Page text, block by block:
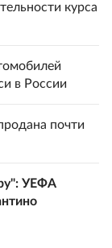
курса
в России
почти
УЕФА